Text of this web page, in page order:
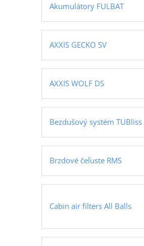
Akumulátory FULBAT
AXXIS GECKO SV
AXXIS WOLF DS
Bezdušový systém TUBliss
Brzdové čeľuste RMS
Cabin air filters All Balls